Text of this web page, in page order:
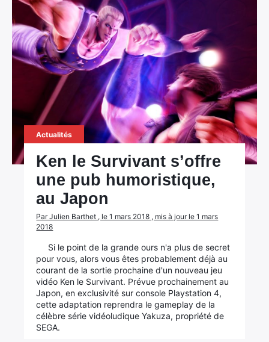
Actualités
Ken le Survivant s’offre
une pub humoristique,
au Japon
Par Julien Barthet , le 1 mars 2018 , mis à jour le 1 mars
2018
Si le point de la grande ours n'a plus de secret
pour vous, alors vous êtes probablement déjà au
courant de la sortie prochaine d'un nouveau jeu
vidéo Ken le Survivant. Prévue prochainement au
Japon, en exclusivité sur console Playstation 4,
cette adaptation reprendra le gameplay de la
célèbre série vidéoludique Yakuza, propriété de
SEGA.